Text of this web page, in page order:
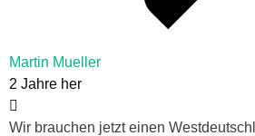
Martin Mueller
2 Jahre her
Wir brauchen jetzt einen